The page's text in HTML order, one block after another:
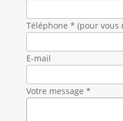
Téléphone * (pour
E-mail
Votre message *